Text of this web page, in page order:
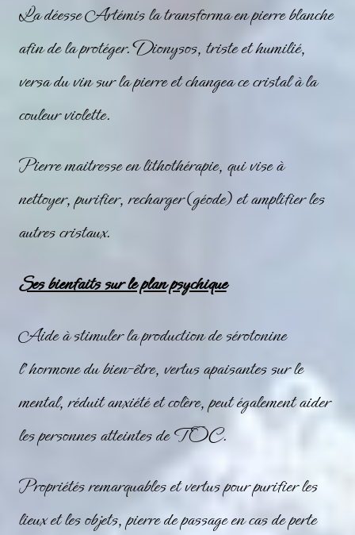
La déesse Artémis la transforma en pierre blanche
afin de la protéger. Dionysos, triste et humilié,
versa du vin sur la pierre et changea ce cristal à la
couleurviolette.
Pierre maitresseen lithothérapie, qui vise à
nettoyer, purifier, recharger (géode) et amplifier les
autres cristaux.
Ses bienfaits sur le plan psychique
Aide à stimuler la production de sérotonine
l’hormone du bien-être, vertus apaisantes sur le
mental, réduit anxiété et colère, peut également aider
les personnes atteintes de TOC.
Propriétés remarquables et vertus pour purifier les
lieux et les objets, pierre de passage en cas de perte